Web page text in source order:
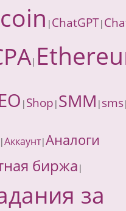
| ChatGPT|
|
| Shop | SMM | sms
|Аккаунт|Аналоги
биржа |
за